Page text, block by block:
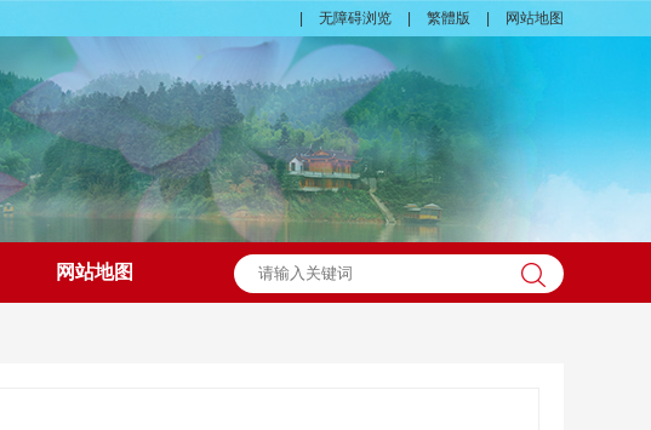
无障碍浏览 繁體版 网站地图
网站地图